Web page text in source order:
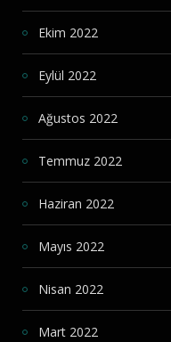
Ekim 2022
Eylül 2022
Ağustos 2022
Temmuz 2022
Haziran 2022
Mayıs 2022
Nisan 2022
Mart 2022